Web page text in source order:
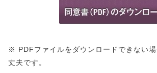
※ PDFファイルをダウンロードできない
丈夫です。